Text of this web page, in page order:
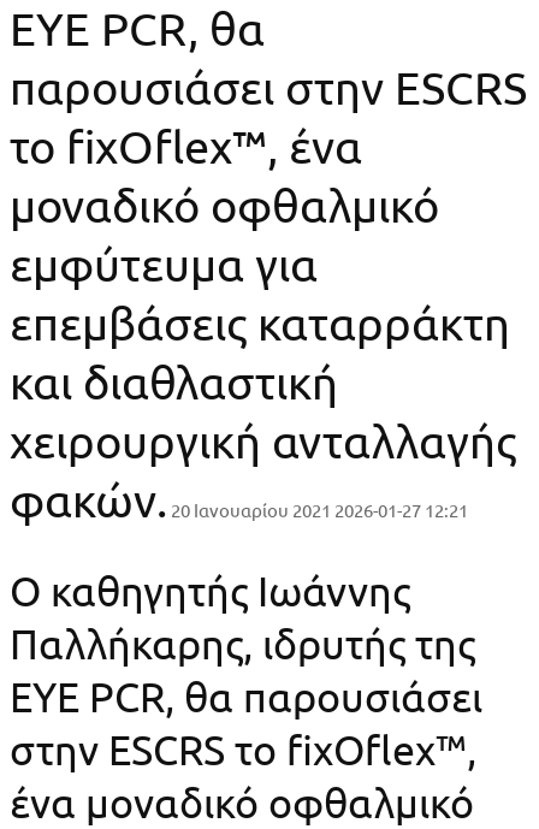
EYE PCR, θα
παρουσιάσει στην ESCRS
το fixOflex™, ένα
μοναδικό οφθαλμικό
εμφύτευμα για
επεμβάσεις καταρράκτη
και διαθλαστική
χειρουργική ανταλλαγής
φακών. 20 Ιανουαρίου 2021 2026-01-27 12:21
Ο καθηγητής Ιωάννης
Παλλήκαρης, ιδρυτής της
EYE PCR, θα παρουσιάσει
στην ESCRS το fixOflex™,
ένα μοναδικό οφθαλμικό